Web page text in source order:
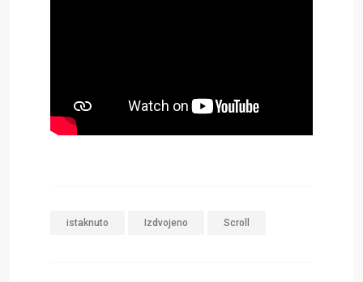
istaknuto Izdvojeno Scroll